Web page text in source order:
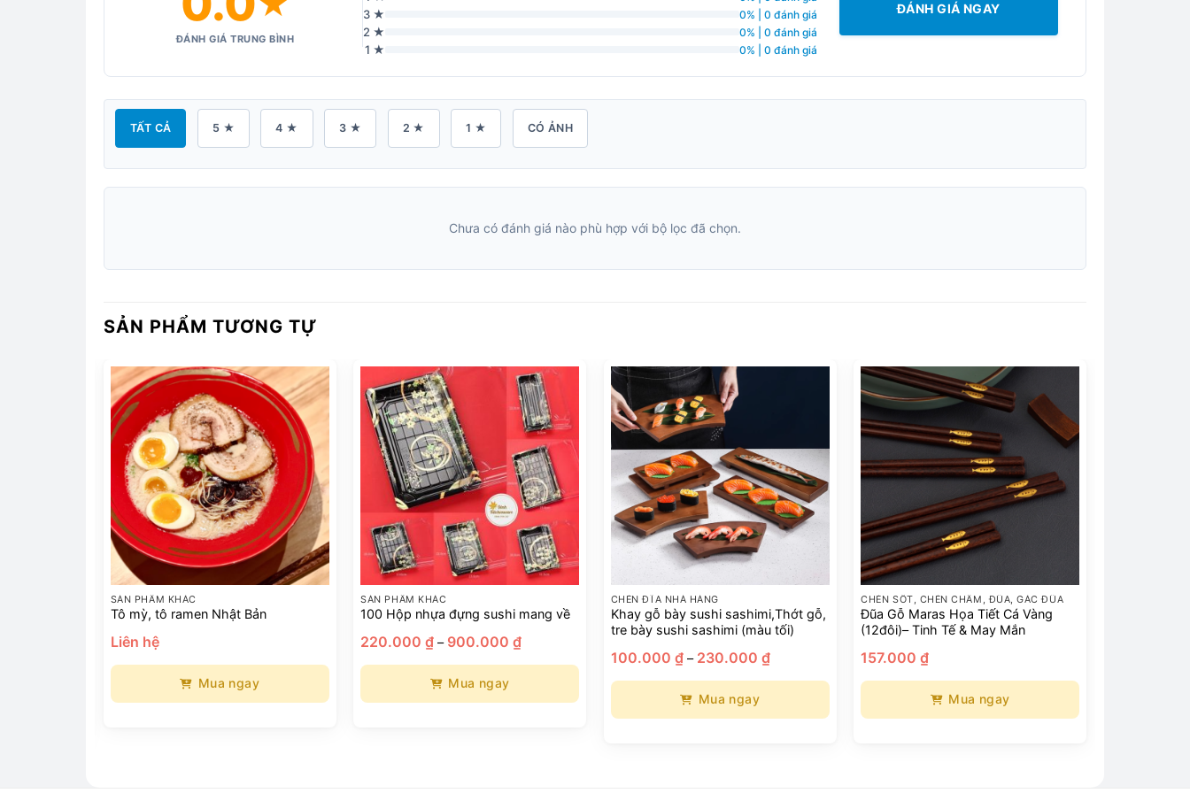
ĐÁNH GIÁ TRUNG BÌNH
3 ★ 0% | 0 đánh giá
2 ★ 0% | 0 đánh giá
1 ★ 0% | 0 đánh giá
ĐÁNH GIÁ NGAY
TẤT CẢ 5 ★ 4 ★ 3 ★ 2 ★ 1 ★ CÓ ẢNH
Chưa có đánh giá nào phù hợp với bộ lọc đã chọn.
SẢN PHẨM TƯƠNG TỰ
SẢN PHẨM KHÁC
Tô mỳ, tô ramen Nhật Bản
Liên hệ
Mua ngay
SẢN PHẨM KHÁC
100 Hộp nhựa đựng sushi mang về
220.000₫ – 900.000₫Khoảng
220.000 ₫
900.000 ₫
Mua ngay
CHÉN ĐĨA NHÀ HÀNG
Khay gỗ bày sushi sashimi,Thớt gỗ,
tre bày sushi sashimi (màu tối)
100.000 ₫ – 230.000 ₫Khoảng
giá:
100.000 ₫
230.000 ₫
Mua ngay
CHÉN SỐT, CHÉN CHẤM, ĐŨA, GÁC ĐŨA
Đũa Gỗ Maras Họa Tiết Cá Vàng
(12đôi)– Tinh Tế & May Mắn
157.000₫
Mua ngay